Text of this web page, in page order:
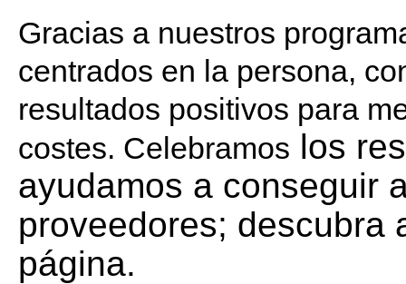
Gracias a nuestros
centrados en la persona,
resultados positivos para
costes. Celebramos los
ayudamos a conseguir
proveedores; descubra
página.